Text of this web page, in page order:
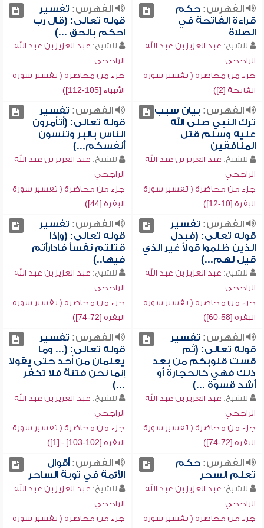
الفهرس:حكم
قراءة الفاتحة في
الصلاة
للشيخ: عبد العزيز بن عبد الله
الراجحي
جزء من محاضرة ( تفسير سورة
الفاتحة [2])
الفهرس: تفسير
قوله تعالى: (قال رب
احكم بالحق ...)
للشيخ: عبد العزيز بن عبد الله
الراجحي
جزء من محاضرة ( تفسير سورة
الأنبياء [105-112])
الفهرس: بيان سبب
ترك النبي صلى الله
عليه وسلم قتل
المنافقين
للشيخ: عبد العزيز بن عبد الله
الراجحي
جزء من محاضرة ( تفسير سورة
البقرة [10-12])
الفهرس: تفسير
قوله تعالى: (أتأمرون
الناس بالبر وتنسون
أنفسكم...)
للشيخ: عبد العزيز بن عبد الله
الراجحي
جزء من محاضرة ( تفسير سورة
البقرة [44])
الفهرس: تفسير
قوله تعالى: (فبدل
الذين ظلموا قولاً غير الذي
قيل لهم...)
للشيخ: عبد العزيز بن عبد الله
الراجحي
جزء من محاضرة ( تفسير سورة
البقرة [58-60])
الفهرس: تفسير
قوله تعالى: (وإذا
قتلتم نفساً فادارأتم
فيها..)
للشيخ: عبد العزيز بن عبد الله
الراجحي
جزء من محاضرة ( تفسير سورة
البقرة [72-74])
الفهرس: تفسير
قوله تعالى: (ثم
قست قلوبكم من بعد
ذلك فهي كالحجارة أو
أشد قسوة ...)
للشيخ: عبد العزيز بن عبد الله
الراجحي
جزء من محاضرة ( تفسير سورة
البقرة [72-74])
الفهرس: تفسير
قوله تعالى: (... وما
يعلمان من أحد حتى يقولا
إنما نحن فتنة فلا تكفر
...)
للشيخ: عبد العزيز بن عبد الله
الراجحي
جزء من محاضرة ( تفسير سورة
البقرة [102-103] - [1])
الفهرس:حكم
تعلم السحر
للشيخ: عبد العزيز بن عبد الله
الراجحي
جزء من محاضرة ( تفسير سورة
الفهرس:أقوال
الأئمة في توبة الساحر
للشيخ: عبد العزيز بن عبد الله
الراجحي
جزء من محاضرة ( تفسير سورة